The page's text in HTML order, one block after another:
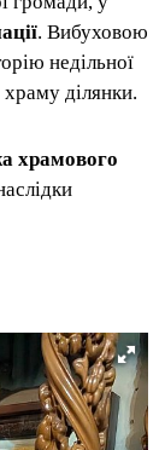
. Вибуховою
недільної
ділянки.
храмового